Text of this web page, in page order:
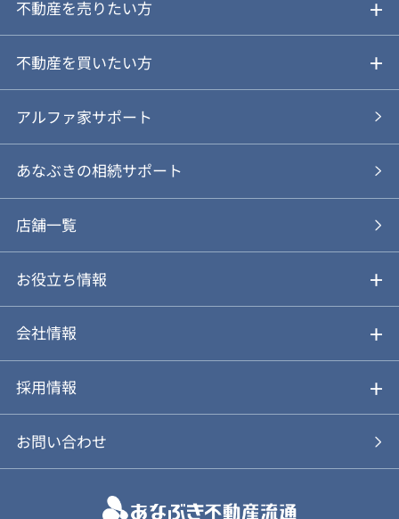
不動産を売りたい方
ご売却ガイド
ご売却の流れ
あなぶきの仲介
あなぶきの買取
仲介と買取のメリット・デメリット
動画やパンフレットで見る
不動産を買いたい方
ご購入ガイド
物件を探す
購入の流れ
購入前も後も安心サポート
お気に入り
アルファ家サポート
あなぶきの相続サポート
店舗一覧
お役立ち情報
不動産Q&A
アルファジャーナル
会社情報
会社概要
スタッフ紹介
個人情報保護方針
採用情報
新卒採用について
キャリア採用について
お問い合わせ